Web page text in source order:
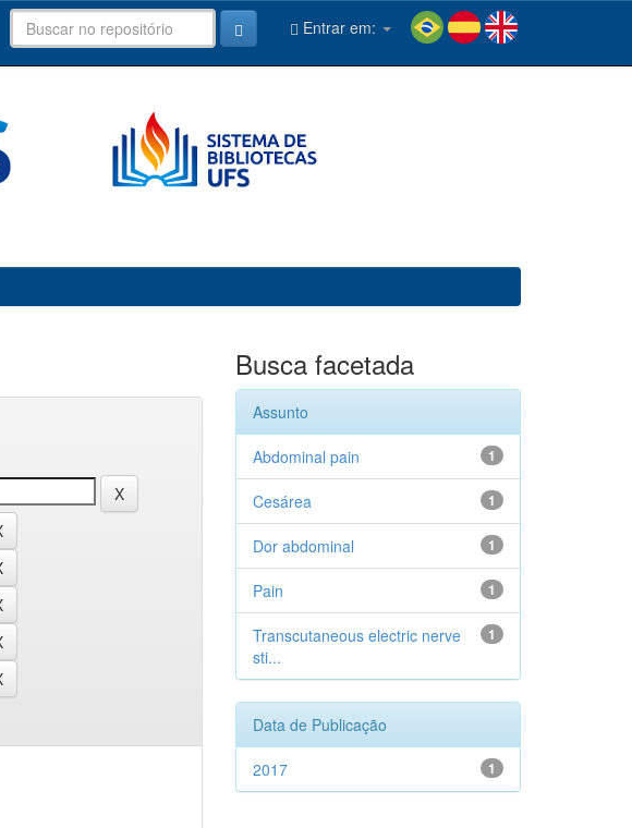
Entrar em:
Busca facetada
Assunto
1
Abdominal pain
1
Cesárea
1
Dor abdominal
1
Pain
1
Transcutaneous electric nerve
sti...
Data de Publicação
1
2017